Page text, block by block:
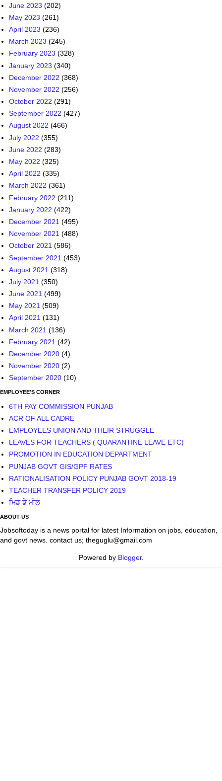
June 2023 (202)
May 2023 (261)
April 2023 (236)
March 2023 (245)
February 2023 (328)
January 2023 (340)
December 2022 (368)
November 2022 (256)
October 2022 (291)
September 2022 (427)
August 2022 (466)
July 2022 (355)
June 2022 (283)
May 2022 (325)
April 2022 (335)
March 2022 (361)
February 2022 (211)
January 2022 (422)
December 2021 (495)
November 2021 (488)
October 2021 (586)
September 2021 (453)
August 2021 (318)
July 2021 (350)
June 2021 (499)
May 2021 (509)
April 2021 (131)
March 2021 (136)
February 2021 (42)
December 2020 (4)
November 2020 (2)
September 2020 (10)
EMPLOYEE'S CORNER
6TH PAY COMMISSION PUNJAB
ACR OF ALL CADRE
EMPLOYEES UNION AND THEIR STRUGGLE
LEAVES FOR TEACHERS ( QUARANTINE LEAVE ETC)
PROMOTION IN EDUCATION DEPARTMENT
PUNJAB GOVT GIS/GPF RATES
RATIONALISATION POLICY PUNJAB GOVT 2018-19
TEACHER TRANSFER POLICY 2019
ਮਿਡ ਡੇ ਮੀਲ
ABOUT US
Jobsoftoday is a news portal for latest Information on jobs, education,
and govt news. contact us; theguglu@gmail.com
Powered by Blogger.